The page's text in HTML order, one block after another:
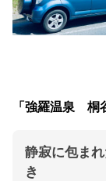
夕食
チェックイン
ト
「強羅温泉 桐
静寂に包ま
き